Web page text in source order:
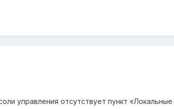
управления отсутствует пункт